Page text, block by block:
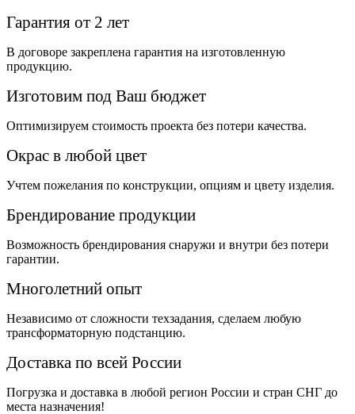
Гарантия от 2 лет
В договоре закреплена гарантия на изготовленную
продукцию.
Изготовим под Ваш бюджет
Оптимизируем стоимость проекта без потери качества.
Окрас в любой цвет
Учтем пожелания по конструкции, опциям и цвету изделия.
Брендирование продукции
Возможность брендирования снаружи и внутри без потери
гарантии.
Многолетний опыт
Независимо от сложности техзадания, сделаем любую
трансформаторную подстанцию.
Доставка по всей России
Погрузка и доставка в любой регион России и стран СНГ до
места назначения!